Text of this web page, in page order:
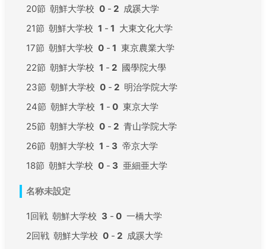
20節 朝鮮大学校 0 - 2 成蹊大学
21節 朝鮮大学校 1 - 1 大東文化大学
17節 朝鮮大学校 0 - 1 東京農業大学
22節 朝鮮大学校 1 - 2 國學院大學
23節 朝鮮大学校 0 - 2 明治学院大学
24節 朝鮮大学校 1 - 0 東京大学
25節 朝鮮大学校 0 - 2 青山学院大学
26節 朝鮮大学校 1 - 3 帝京大学
18節 朝鮮大学校 0 - 3 亜細亜大学
名称未設定
1回戦 朝鮮大学校 3 - 0 一橋大学
2回戦 朝鮮大学校 0 - 2 成蹊大学